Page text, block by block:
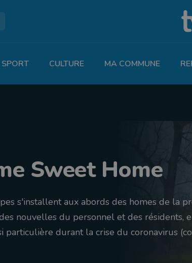
SPORT CULTURE MA COMMUNE
Sweet Home
s'installent aux abords des homes de la
nouvelles du personnel et des résidents,
particulière durant la crise du coronavirus